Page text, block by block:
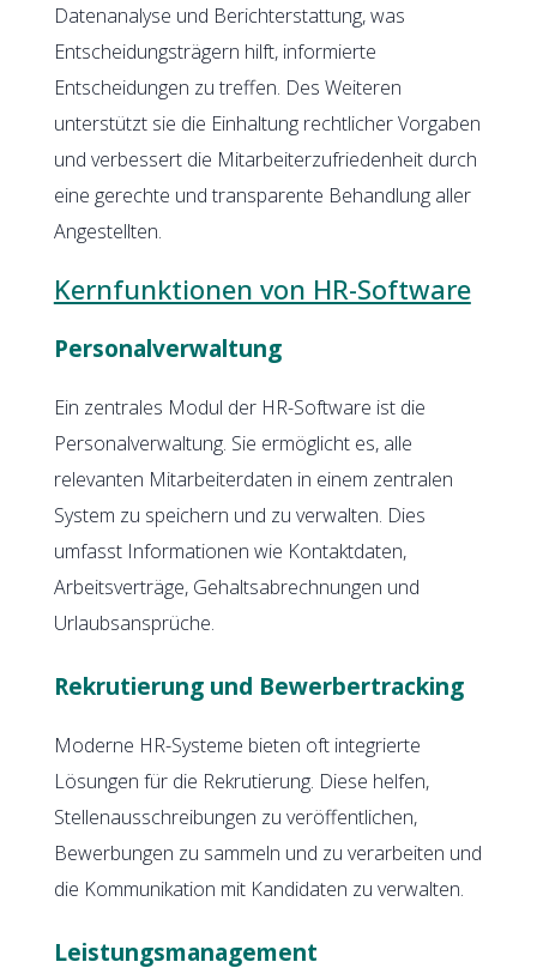
Datenanalyse und Berichterstattung, was
Entscheidungsträgern hilft, informierte
Entscheidungen zu treffen. Des Weiteren
unterstützt sie die Einhaltung rechtlicher Vorgaben
und verbessert die Mitarbeiterzufriedenheit durch
eine gerechte und transparente Behandlung aller
Angestellten.
Kernfunktionen von HR-Software
Personalverwaltung
Ein zentrales Modul der HR-Software ist die
Personalverwaltung. Sie ermöglicht es, alle
relevanten Mitarbeiterdaten in einem zentralen
System zu speichern und zu verwalten. Dies
umfasst Informationen wie Kontaktdaten,
Arbeitsverträge, Gehaltsabrechnungen und
Urlaubsansprüche.
Rekrutierung und Bewerbertracking
Moderne HR-Systeme bieten oft integrierte
Lösungen für die Rekrutierung. Diese helfen,
Stellenausschreibungen zu veröffentlichen,
Bewerbungen zu sammeln und zu verarbeiten und
die Kommunikation mit Kandidaten zu verwalten.
Leistungsmanagement